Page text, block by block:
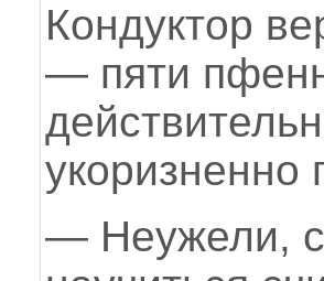
Кондуктор
— пяти
укоризненно
— Неужели,